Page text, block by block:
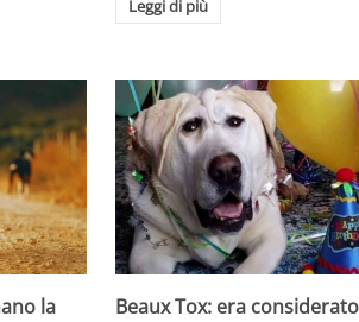
Leggi di più
la
Beaux Tox: era considerato